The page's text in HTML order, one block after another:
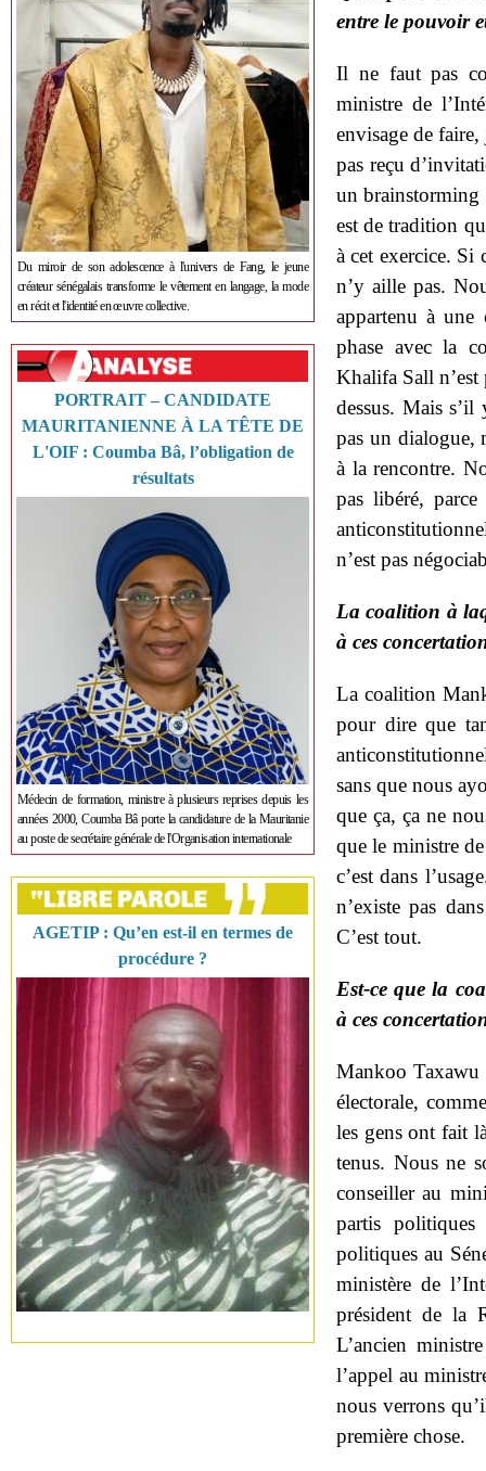
Du miroir de son adolescence à l'univers de Fang, le jeune
créateur sénégalais transforme le vêtement en langage, la mode
en récit et l'identité en œuvre collective.
PORTRAIT – CANDIDATE
MAURITANIENNE À LA TÊTE DE
L'OIF : Coumba Bâ, l’obligation de
résultats
Médecin de formation, ministre à plusieurs reprises depuis les
années 2000, Coumba Bâ porte la candidature de la Mauritanie
au poste de secrétaire générale de l'Organisation internationale
AGETIP : Qu’en est-il en termes de
procédure ?
entre le pouvoir
Il ne faut pas
ministre de
envisage de
pas reçu
un brainstorming
est de tradition
à cet exercice. Si
n’y aille pas.
appartenu à
phase avec la
Khalifa Sall n’est
dessus. Mais
pas un dialogue,
à la rencontre.
pas libéré,
n’est pas
La coalition à
à ces
La coalition
pour dire que
sans que nous
que ça, ça ne
que le ministre
c’est dans
n’existe pas
C’est tout.
Est-ce que la
à ces
Mankoo Taxawu
électorale,
les gens ont fait
tenus. Nous ne
conseiller au
partis
politiques au
ministère de
président de la
L’ancien
l’appel au
nous verrons
première chose.